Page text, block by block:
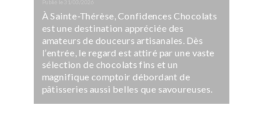
À Sainte-Thérèse, Confidences Chocolats
est une destination appréciée des
amateurs de douceurs artisanales. Dès
l’entrée, le regard est attiré par une vaste
sélection de chocolats fins et un
magnifique comptoir débordant de
pâtisseries aussi belles que savoureuses.